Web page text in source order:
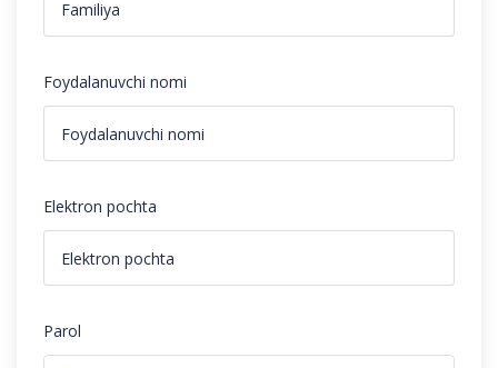
Foydalanuvchi nomi
Elektron pochta
Parol